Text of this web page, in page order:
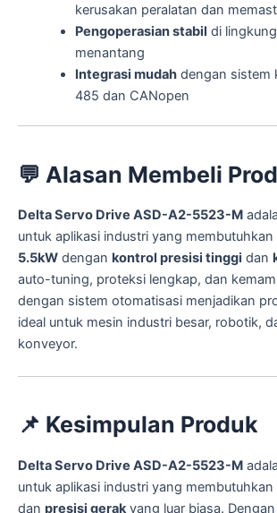
kerusakan peralatan dan
Pengoperasian stabil di
menantang
Integrasi mudahdengan sistem
485 dan CANopen
💬 Alasan Membeli
Delta Servo Drive ASD-A2-5523-M
untuk aplikasi industri yang membutuhkan
5.5kW dengan kontrol presisi tinggi dan
auto-tuning, proteksi lengkap, dan
dengan sistem otomatisasi menjadikan
ideal untuk mesin industri besar, robotik,
konveyor.
📌 Kesimpulan Produk
Delta Servo Drive ASD-A2-5523-M
untuk aplikasi industri yang membutuhkan
dan presisi gerakyang luar biasa.